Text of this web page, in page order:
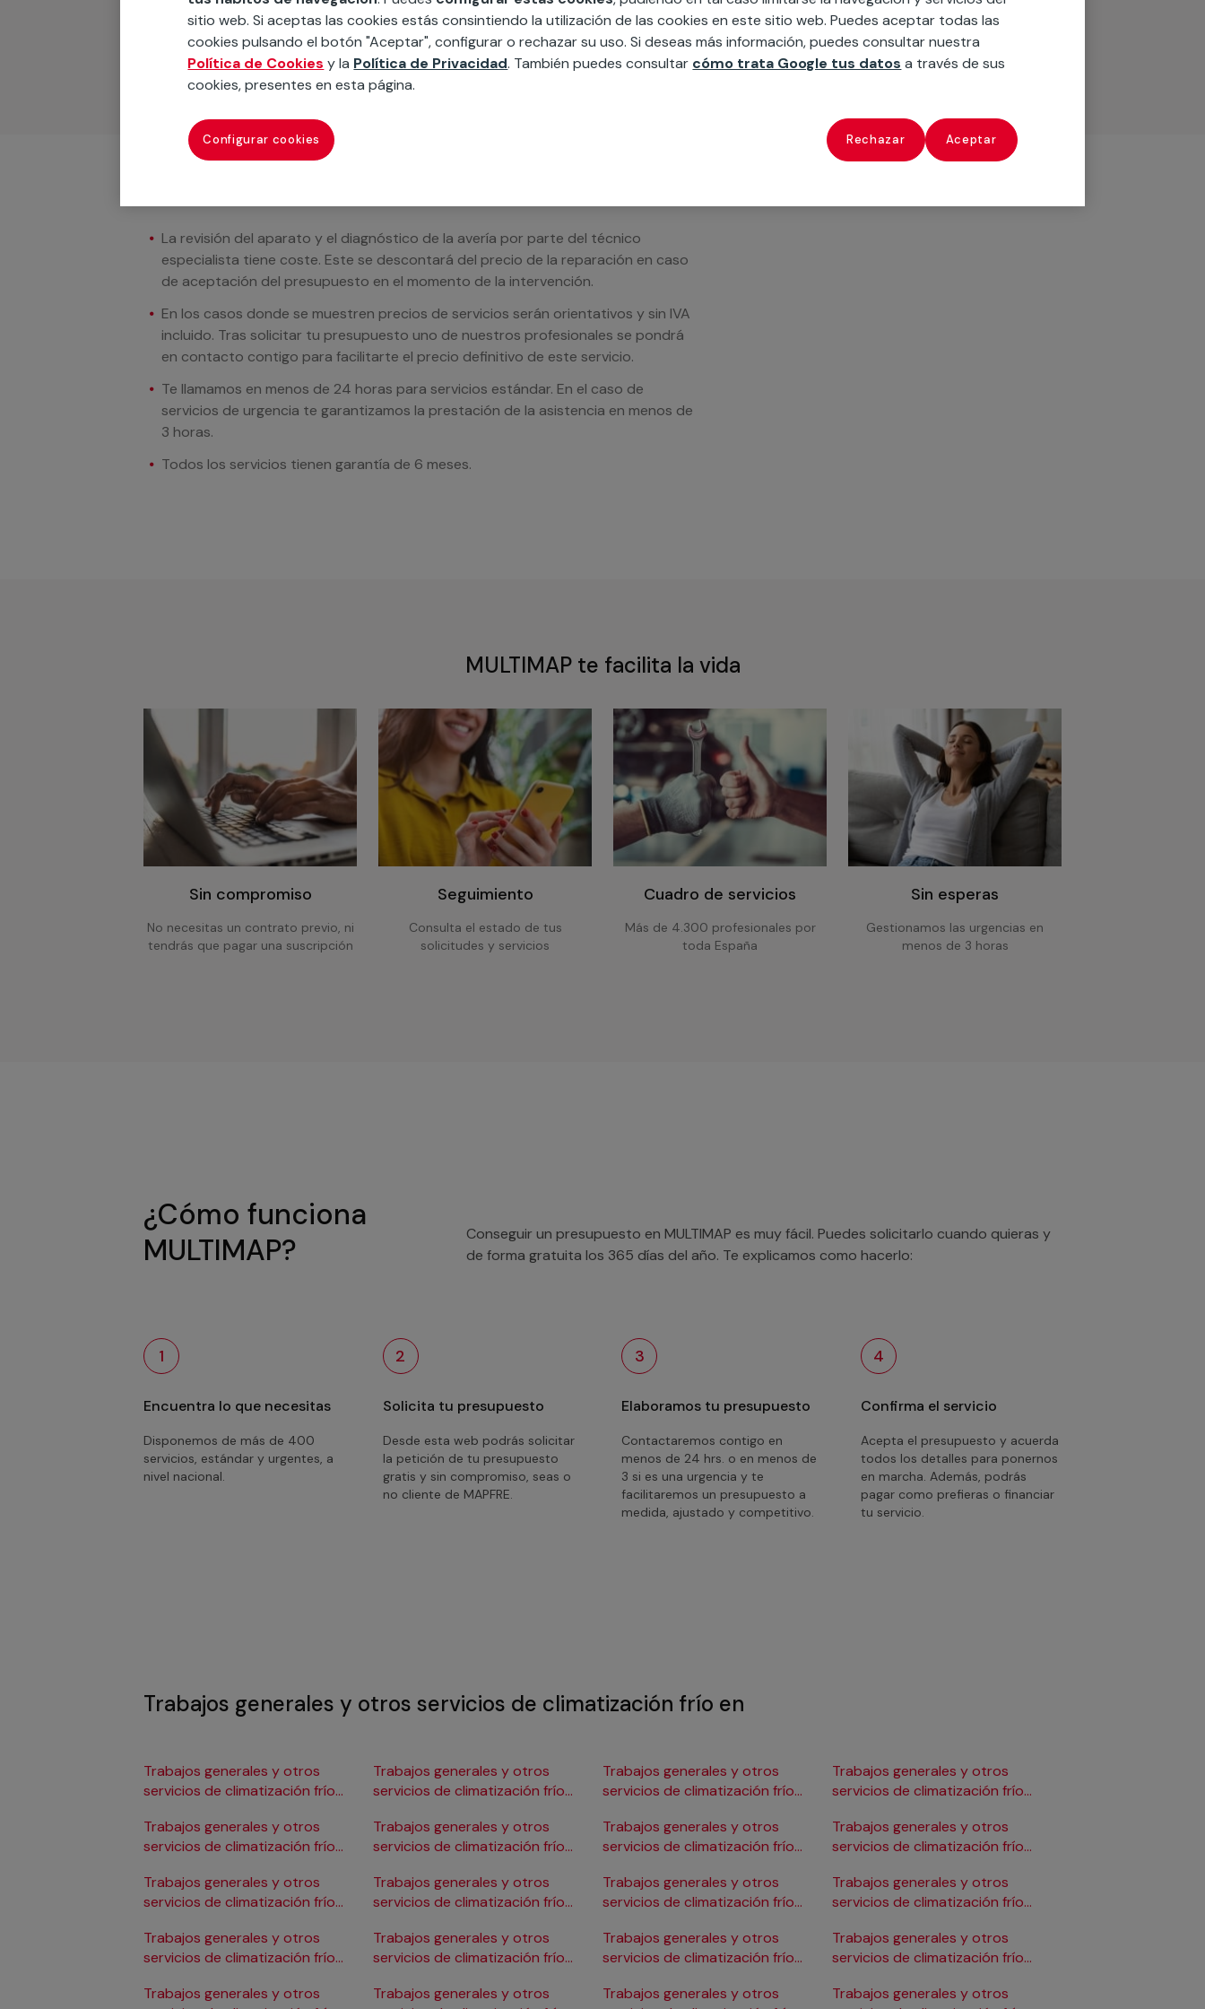
Podemos ofrecer cualquier servicio a medida incluyendo todo lo que necesites:
materiales, equipamientos, electrodomésticos, etc. Cuéntanos que necesitas
cuando te llamemos.
La revisión del aparato y el diagnóstico de la avería por parte del técnico
especialista tiene coste. Este se descontará del precio de la reparación en caso
de aceptación del presupuesto en el momento de la intervención.
En los casos donde se muestren precios de servicios serán orientativos y sin IVA
incluido. Tras solicitar tu presupuesto uno de nuestros profesionales se pondrá
en contacto contigo para facilitarte el precio definitivo de este servicio.
Te llamamos en menos de 24 horas para servicios estándar. En el caso de
servicios de urgencia te garantizamos la prestación de la asistencia en menos de
3 horas.
Todos los servicios tienen garantía de 6 meses.
MULTIMAP te facilita la vida
Sin compromiso
No necesitas un contrato previo, ni
tendrás que pagar una suscripción
Seguimiento
Consulta el estado de tus
solicitudes y servicios
Cuadro de servicios
Más de 4.300 profesionales por
toda España
Sin esperas
Gestionamos las urgencias en
menos de 3 horas
¿Cómo funciona
MULTIMAP?
Conseguir un presupuesto en MULTIMAP es muy fácil. Puedes solicitarlo cuando quieras y
de forma gratuita los 365 días del año. Te explicamos como hacerlo:
1
Encuentra lo que necesitas
Disponemos de más de 400
servicios, estándar y urgentes, a
nivel nacional.
2
Solicita tu presupuesto
Desde esta web podrás solicitar
la petición de tu presupuesto
gratis y sin compromiso, seas o
no cliente de MAPFRE.
3
Elaboramos tu presupuesto
Contactaremos contigo en
menos de 24 hrs. o en menos de
3 si es una urgencia y te
facilitaremos un presupuesto a
medida, ajustado y competitivo.
4
Confirma el servicio
Acepta el presupuesto y acuerda
todos los detalles para ponernos
en marcha. Además, podrás
pagar como prefieras o financiar
tu servicio.
Trabajos generales y otros servicios de climatización frío en
Trabajos generales y otros
servicios de climatización frío
Trabajos generales y otros
servicios de climatización frío
Trabajos generales y otros
servicios de climatización frío
Trabajos generales y otros
servicios de climatización frío
Trabajos generales y otros
Trabajos generales y otros
servicios de climatización frío
Trabajos generales y otros
servicios de climatización frío
Trabajos generales y otros
servicios de climatización frío
Trabajos generales y otros
servicios de climatización frío
Trabajos generales y otros
Trabajos generales y otros
servicios de climatización frío
Trabajos generales y otros
servicios de climatización frío
Trabajos generales y otros
servicios de climatización frío
Trabajos generales y otros
servicios de climatización frío
Trabajos generales y otros
Trabajos generales y otros
servicios de climatización frío
Trabajos generales y otros
servicios de climatización frío
Trabajos generales y otros
servicios de climatización frío
Trabajos generales y otros
servicios de climatización frío
Trabajos generales y otros
sitio web. Si aceptas las cookies estás consintiendo la utilización de las cookies en este sitio web. Puedes aceptar todas las
cookies pulsando el botón "Aceptar", configurar o rechazar su uso. Si deseas más información, puedes consultar nuestra
Política de Cookies y la Política de Privacidad. También puedes consultar cómo trata Google tus datos a través de sus
cookies, presentes en esta página.
Configurar cookies Rechazar Aceptar